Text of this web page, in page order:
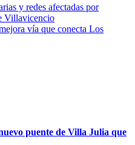
y redes afectadas por
Villavicencio
vía que conecta Los
puente de Villa Julia que